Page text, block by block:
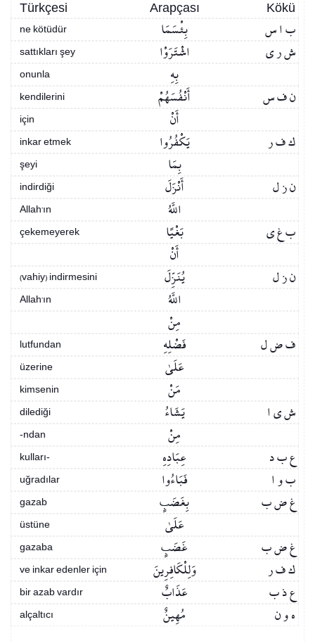
Türkçesi Kökü
Arapçası
ne kötüdür ب ا س بِئْسَمَا
sattıkları şey ش ر ي اشْتَرَوْا
onunla بِهِ
kendilerini ن ف س أَنْفُسَهُمْ
için أَنْ
inkar etmek ك ف ر يَكْفُرُوا
şeyi بِمَا
indirdiği ن ز ل أَنْزَلَ
Allah’ın اللَّهُ
çekemeyerek ب غ ي
بَغْيًا
أَنْ
(vahiy) indirmesini ن ز ل يُنَزِّلَ
Allah’ın
اللَّهُ
مِنْ
lutfundan ف ض ل فَضْلِهِ
üzerine عَلَىٰ
kimsenin مَنْ
dilediği ش ي ا يَشَاءُ
-ndan مِنْ
kulları- ع ب د عِبَادِهِ
uğradılar ب و ا فَبَاءُوا
gazab غ ض ب بِغَضَبٍ
üstüne عَلَىٰ
gazaba غ ض ب غَضَبٍ
ve inkar edenler için ك ف ر وَلِلْكَافِرِينَ
bir azab vardır ع ذ ب عَذَابٌ
alçaltıcı ه و ن مُهِينٌ